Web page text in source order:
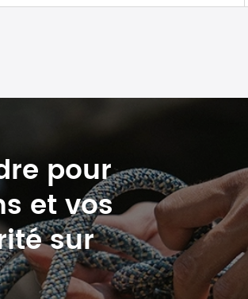
pour
et vos
sur